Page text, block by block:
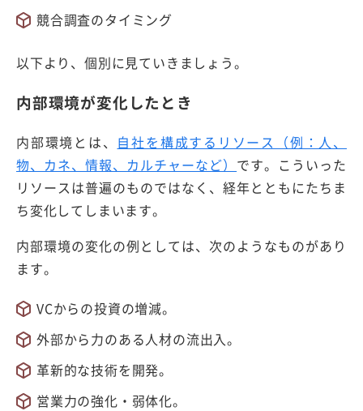
競合調査のタイミング
以下より、個別に見ていきましょう。
内部環境が変化したとき
内部環境とは、 自社を構成するリソース（例：人、
物、カネ、情報、カルチャーなど） です。こういった
リソースは普遍のものではなく、経年とともにたちま
ち変化してしまいます。
内部環境の変化の例としては、次のようなものがあり
ます。
VCからの投資の増減。
外部から力のある人材の流出入。
革新的な技術を開発。
営業力の強化・弱体化。